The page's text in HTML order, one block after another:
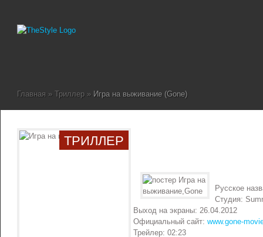
Главная » Триллер » Игра на выживание (Gone)
ТРИЛЛЕР
Русское
Студия:
Выход на экраны: 26.04.2012
Официальный сайт: www.gone-
Трейлер: 02:23